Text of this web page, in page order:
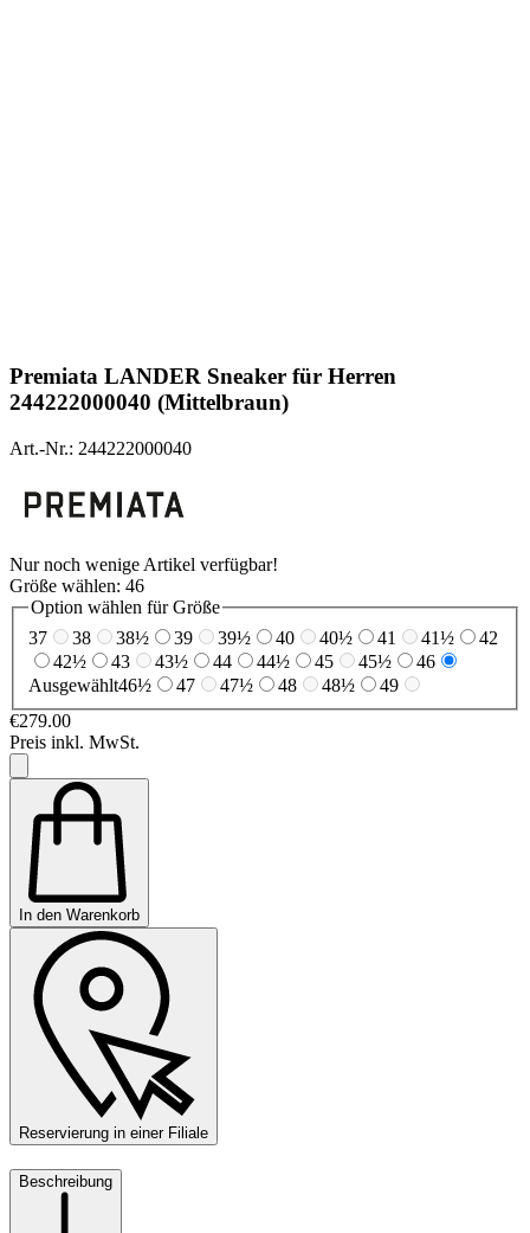
Premiata LANDER Sneaker für Herren
244222000040 (Mittelbraun)
Art.-Nr.: 244222000040
Nur noch wenige Artikel verfügbar!
Größe wählen: 46
Option wählen für Größe
37
38 38½ 39 39½ 40 40½ 41 41½
42
42½
43 43½ 44 44½ 45 45½
46
Ausgewählt46½ 47 47½ 48 48½
49
€279.00
Preis inkl. MwSt.
In den Warenkorb
Reservierung in einer Filiale
Beschreibung